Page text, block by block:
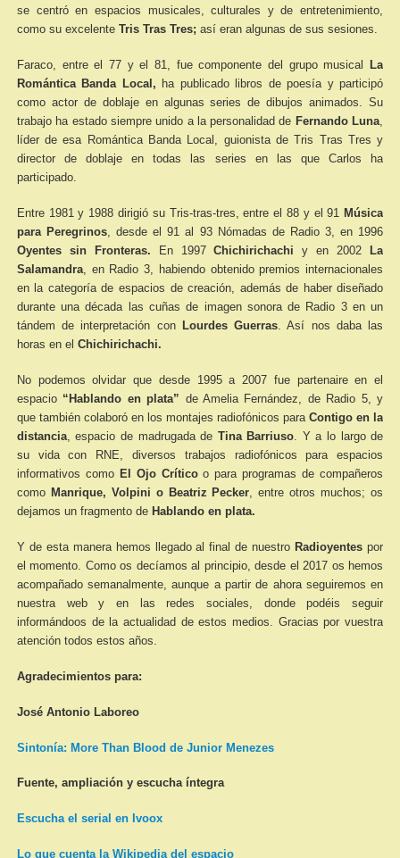
se centró en espacios musicales, culturales y de entretenimiento,
como su excelente Tris Tras Tres; así eran algunas de sus sesiones.
Faraco, entre el 77 y el 81, fue componente del grupo musical
La
Romántica Banda Local, ha publicado libros de poesía y participó
como actor de doblaje en algunas series de dibujos animados. Su
trabajo ha estado siempre unido a la personalidad de Fernando Luna,
líder de esa Romántica Banda Local, guionista de Tris Tras Tres y
director de doblaje en todas las series en las que Carlos ha
participado.
Entre 1981 y 1988 dirigió su Tris-tras-tres, entre el 88 y el 91 Música
para Peregrinos, desde el 91 al 93 Nómadas de Radio 3, en 1996
Oyentes sin Fronteras.
En 1997Chichirichachiy en 2002
La
Salamandra, en Radio 3, habiendo obtenido premios internacionales
en la categoría de espacios de creación, además de haber diseñado
durante una década las cuñas de imagen sonora de Radio 3 en un
tándem de interpretación con
Lourdes Guerras. Así nos daba las
horas en el Chichirichachi.
No podemos olvidar que desde 1995 a 2007 fue partenaire en el
espacio “Hablando en plata” de Amelia Fernández, de Radio 5, y
que también colaboró en los montajes radiofónicos paraContigo en la
distancia, espacio de madrugada de Tina Barriuso. Y a lo largo de
su vida con RNE, diversos trabajos radiofónicos para espacios
informativos como El Ojo Críticoo para programas de compañeros
como Manrique, Volpini o Beatriz Pecker, entre otros muchos; os
dejamos un fragmento de Hablando en plata.
Y de esta manera hemos llegado al final de nuestro Radioyentes por
el momento. Como os decíamos al principio, desde el 2017 os hemos
acompañado semanalmente, aunque a partir de ahora seguiremos en
nuestra web y en las redes sociales, donde podéis seguir
informándoos de la actualidad de estos medios. Gracias por vuestra
atención todos estos años.
Agradecimientos para:
José Antonio Laboreo
Sintonía: More Than Blood de Junior Menezes
Fuente, ampliación y escucha íntegra
Escucha el serial en Ivoox
Lo que cuenta la Wikipedia del espacio